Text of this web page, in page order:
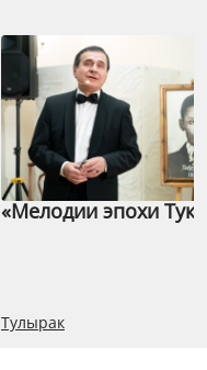
«Мелодии эпохи
Тулырак